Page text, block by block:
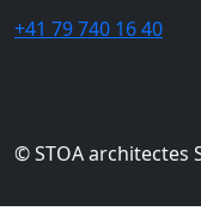
+41 79 740 16 40
© STOA architectes